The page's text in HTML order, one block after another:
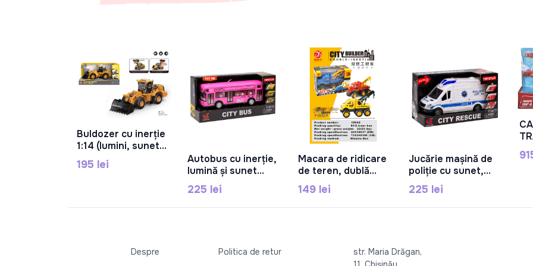
În Coș
Buldozer cu inerție
1:14 (lumini, sunet),
RJ3382A
195 lei În Coș
Autobus cu inerție,
lumină și sunet
"City Bus" 792004
225 lei
În Coș
Macara de ridicare
de teren, dublă
inerție, 3 culori,
inerțială, roți negre,
plastic, 198A2
149 lei
În Coș
Jucărie mașină de
poliție cu sunet,
792001
225 lei
Despre Politica de retur
str. Maria Drăgan,